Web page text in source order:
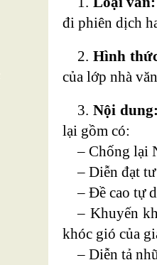
đi phiên dịch
2.Hình
của lớp nhà
3.Nội
lại gồm có:
– Chống lại
– Diễn đạt
– Đề cao tự
– Khuyến
khóc gió của
– Diễn tả